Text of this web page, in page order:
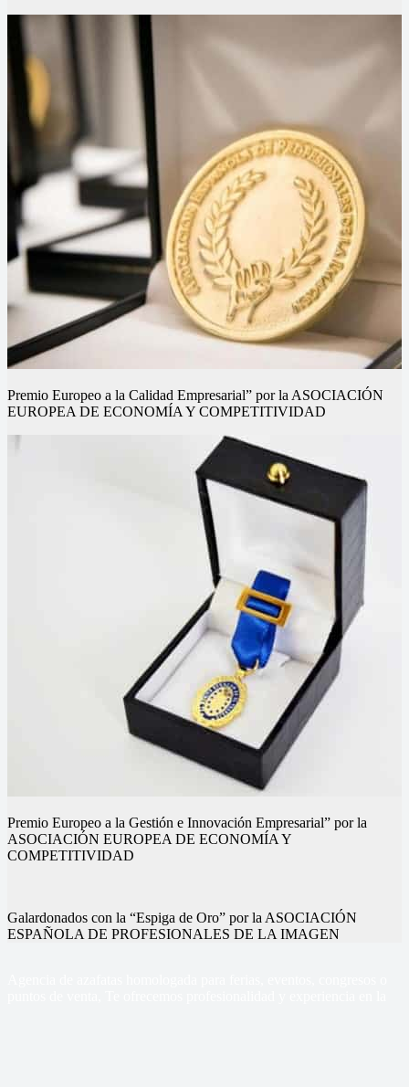
Premio Europeo a la Calidad Empresarial” por la ASOCIACIÓN
EUROPEA DE ECONOMÍA Y COMPETITIVIDAD
Premio Europeo a la Gestión e Innovación Empresarial” por la
ASOCIACIÓN EUROPEA DE ECONOMÍA Y
COMPETITIVIDAD
Galardonados con la “Espiga de Oro” por la ASOCIACIÓN
ESPAÑOLA DE PROFESIONALES DE LA IMAGEN